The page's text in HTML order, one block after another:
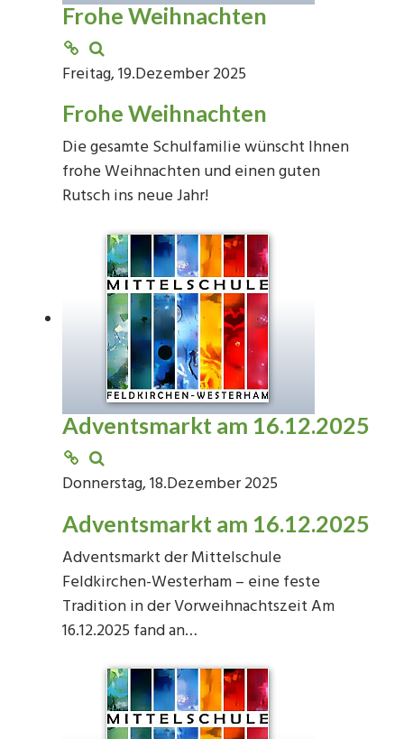
Frohe Weihnachten
Freitag, 19.Dezember 2025
Frohe Weihnachten
Die gesamte Schulfamilie wünscht Ihnen
frohe Weihnachten und einen guten
Rutsch ins neue Jahr!
Adventsmarkt am 16.12.2025
Donnerstag, 18.Dezember 2025
Adventsmarkt am 16.12.2025
Adventsmarkt der Mittelschule
Feldkirchen-Westerham – eine feste
Tradition in der Vorweihnachtszeit Am
16.12.2025 fand an…